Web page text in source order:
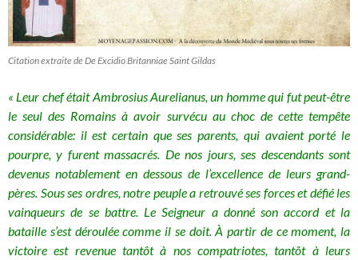
Citation extraite de De Excidio Britanniae Saint Gildas
« Leur chef était Ambrosius Aurelianus, un homme qui fut peut-être
le seul des Romains à avoir survécu au choc de cette tempête
considérable: il est certain que ses parents, qui avaient porté le
pourpre, y furent massacrés. De nos jours, ses descendants sont
devenus notablement en dessous de l’excellence de leurs grand-
pères. Sous ses ordres, notre peuple a retrouvé ses forces et défié les
vainqueurs de se battre. Le Seigneur a donné son accord et la
bataille s’est déroulée comme il se doit. À partir de ce moment, la
victoire est revenue tantôt à nos compatriotes, tantôt à leurs